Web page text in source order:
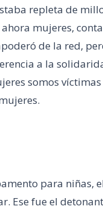
repleta de
mujeres,
de la red,
a la
somos
para niñas,
Ese fue el